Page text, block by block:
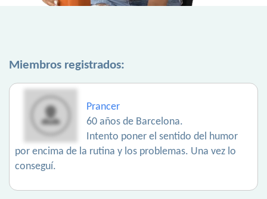
Miembros registrados:
Prancer
60 años de Barcelona.
Intento poner el sentido del humor
por encima de la rutina y los problemas. Una vez lo
conseguí.